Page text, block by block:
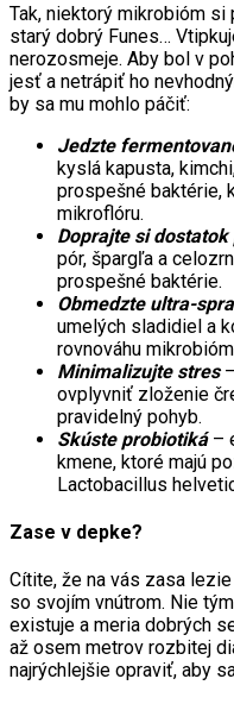
Tak, niektorý mikrobióm
starý dobrý Funes…
nerozosmeje. Aby bol v
jesť a netrápiť ho
by sa mu mohlo páčiť:
Jedzte
kyslá kapusta,
prospešné baktérie,
mikroflóru.
Doprajte si
pór, špargľa a
prospešné baktérie.
Obmedzte ultra-
umelých sladidiel a
rovnováhu
Minimalizujte stres
ovplyvniť zloženie
pravidelný pohyb.
Skúste probiotiká–
kmene, ktoré majú
Lactobacillus
Zase v depke?
Cítite, že na vás zasa
so svojím vnútrom. Nie
existuje a meria dobrých
až osem metrov rozbitej
najrýchlejšie opraviť, aby